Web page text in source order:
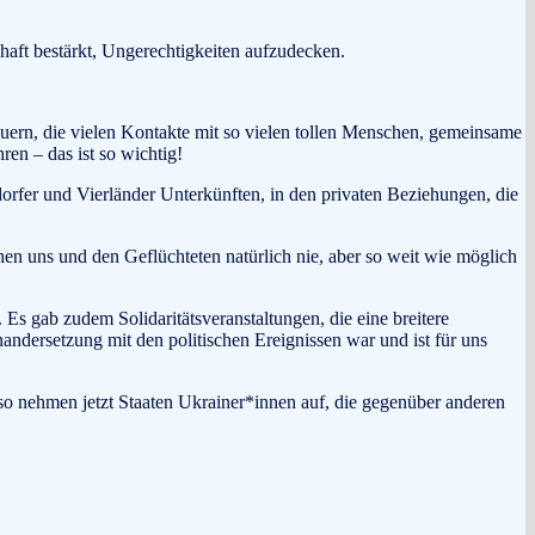
bestärkt, Ungerechtigkeiten aufzudecken.
die vielen Kontakte mit so vielen tollen Menschen, gemeinsame
– das ist so wichtig!
und Vierländer Unterkünften, in den privaten Beziehungen, die
uns und den Geflüchteten natürlich nie, aber so weit wie möglich
gab zudem Solidaritätsveranstaltungen, die eine breitere
mit den politischen Ereignissen war und ist für uns
nehmen jetzt Staaten Ukrainer*innen auf, die gegenüber anderen